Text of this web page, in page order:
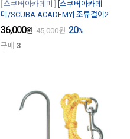
스쿠버아카데미
[스쿠버아카데
미/SCUBA ACADEMY] 조류걸이2
36,000원 45,000원 20%
구매 3